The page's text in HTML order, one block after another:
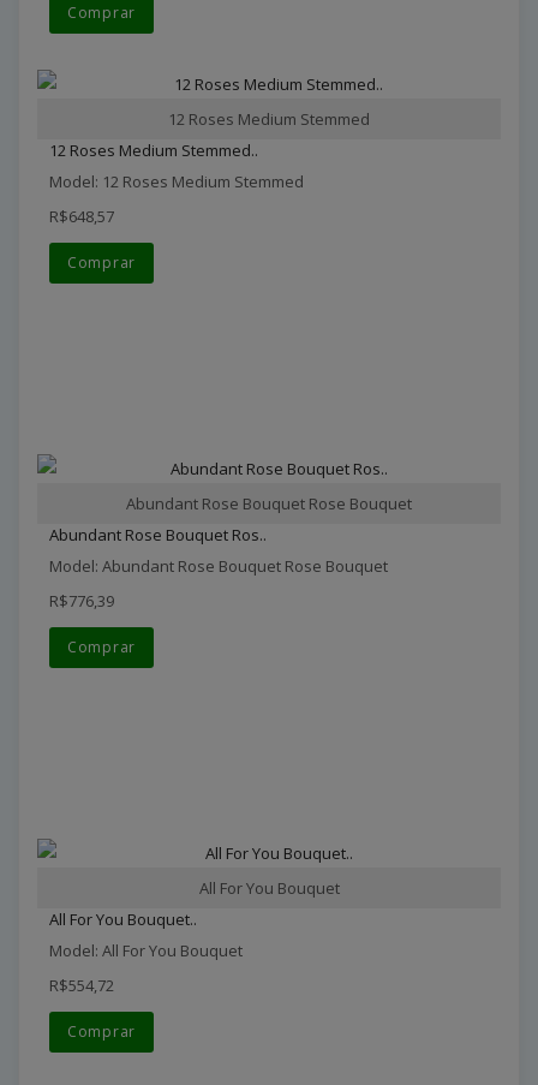
Comprar
12 Roses Medium Stemmed
12 Roses Medium Stemmed..
Model: 12 Roses Medium Stemmed
R$648,57
Comprar
Abundant Rose Bouquet Rose Bouquet
Abundant Rose Bouquet Ros..
Model: Abundant Rose Bouquet Rose Bouquet
R$776,39
Comprar
All For You Bouquet
All For You Bouquet..
Model: All For You Bouquet
R$554,72
Comprar